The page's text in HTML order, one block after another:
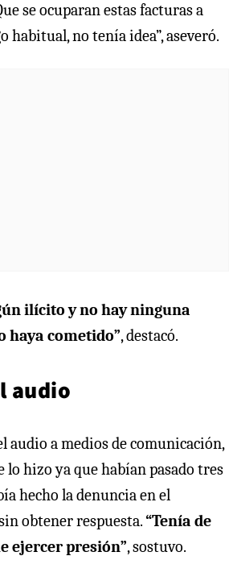
se ocuparan estas facturas a
habitual, no tenía idea”, aseveró.
ilícito y no hay ninguna
haya cometido”, destacó.
audio
audio a medios de comunicación,
lo hizo ya que habían pasado tres
hecho la denuncia en el
obtener respuesta.“Tenía de
ejercer presión”, sostuvo.